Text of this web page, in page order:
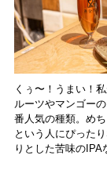
くぅ〜！うまい！
ルーツやマンゴー
番人気の種類。め
という人にぴった
りとした苦味のIPA